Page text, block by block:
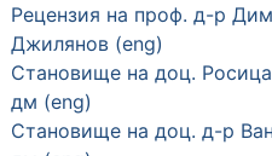
Рецензия на проф. д-р
Джилянов (eng)
Становище на доц.
дм (eng)
Становище на доц. д-р